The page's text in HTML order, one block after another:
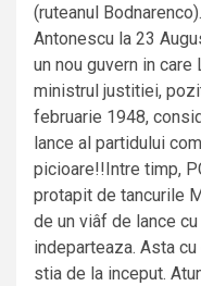
(ruteanul
Antonescu la 23
un nou guvern in
ministrul justitiei,
februarie 1948,
lance al partidului
picioare!!Intre timp,
protapit de tancurile
de un viâf de lance
indeparteaza. Asta
stia de la inceput.